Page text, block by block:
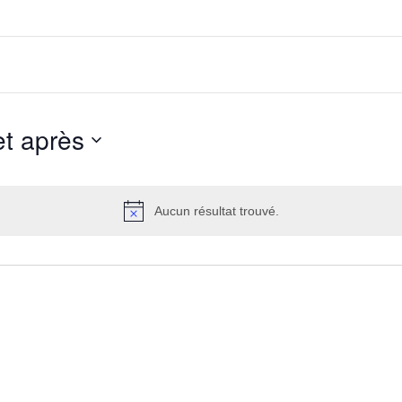
Aucun résultat trouvé.
après